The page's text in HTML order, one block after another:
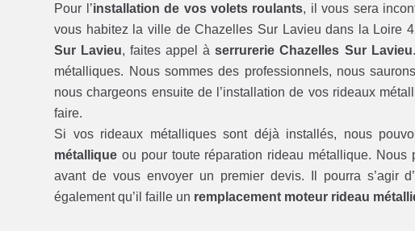
Pour l’installation de vos volets roulants, il vous sera
vous habitez la ville de Chazelles Sur Lavieu dans la Loire
Sur Lavieu, faites appel àserrurerie Chazelles Sur Lavieu
métalliques. Nous sommes des professionnels, nous
nous chargeons ensuite de l’installation de vos rideaux
faire.
Si vos rideaux métalliques sont déjà installés, nous
métallique ou pour toute réparation rideau métallique. Nous
avant de vous envoyer un premier devis. Il pourra s’agir
également qu’il faille un remplacement moteur rideau